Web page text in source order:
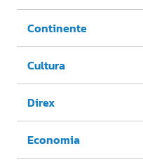
Continente
Cultura
Direx
Economia